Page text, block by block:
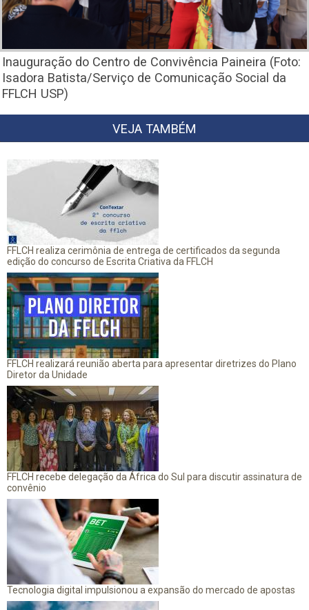
Inauguração do Centro de Convivência Paineira (Foto:
Isadora Batista/Serviço de Comunicação Social da
FFLCH USP)
VEJA TAMBÉM
FFLCH realiza cerimônia de entrega de certificados da segunda
edição do concurso de Escrita Criativa da FFLCH
FFLCH realizará reunião aberta para apresentar diretrizes do Plano
Diretor da Unidade
FFLCH recebe delegação da África do Sul para discutir assinatura de
convênio
Tecnologia digital impulsionou a expansão do mercado de apostas